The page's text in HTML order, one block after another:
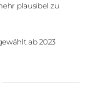
plausibel zu
ab 2023